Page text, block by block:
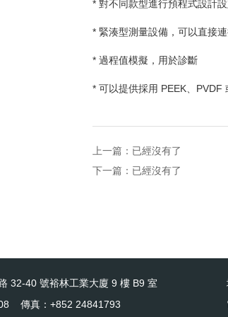
* 對不同款型進行預程式設計
* 緊湊型測量設備，可以直接
* 過程值模擬，用於診斷
* 可以提供採用 PEEK PVDF
上一篇：已經沒有了
下一篇：已經沒有了
32-40 號裕林工業大廈 9 樓 B9 室
傳真：+852 24841793